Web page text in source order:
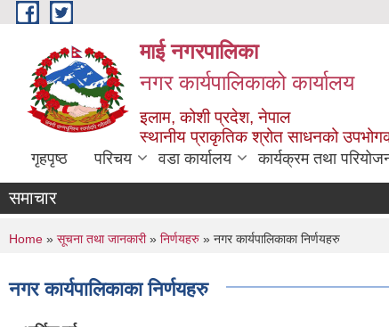
Skip to main content
माई नगरपालिका
नगर कार्यपालिकाको कार्यालय
इलाम, कोशी प्रदेश, नेपाल
स्थानीय प्राकृतिक श्रोत साधनको
गृहपृष्ठ परिचय वडा कार्यालय कार्यक्रम तथा
समाचार
You are here
Home » सूचना तथा जानकारी» निर्णयहरु » नगर कार्यपालिकाका निर्णयहरु
नगर कार्यपालिकाका निर्णयहरु